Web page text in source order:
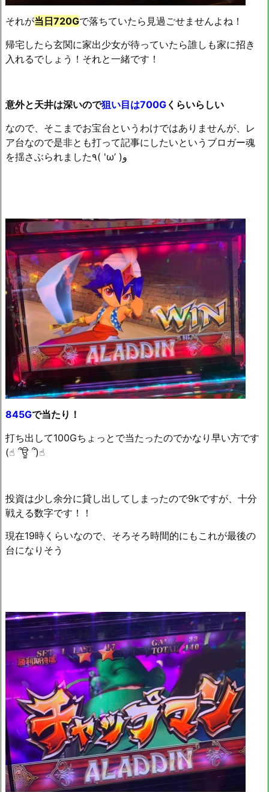
それが当日720Gで落ちていたら見過ごせませんよね！
帰宅したら玄関に家出少女が待っていたら誰しも家に招き
入れるでしょう！それと一緒です！
意外と天井は深いので狙い目は700G くらいらしい
なので、そこまでお宝台というわけではありませんが、レ
ア台なので是非とも打って記事にしたいというブロガー魂
を揺さぶられました٩( 'ω’ )و
845Gで当たり！
打ち出して100Gちょっとで当たったのでかなり早い方です
(☝︎ ՞ਊ ՞)☝︎
投資は少し余分に貸し出してしまったので9kですが、十分
戦える数字です！！
現在19時くらいなので、そろそろ時間的にもこれが最後の
台になりそう